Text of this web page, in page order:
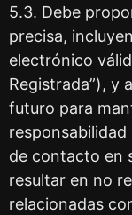
5.3. Debe
precisa,
electrónico
Registrada”), y
futuro para
de contacto en
resultar en no
relacionadas